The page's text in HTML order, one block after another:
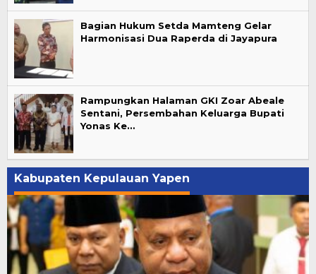
Bagian Hukum Setda Mamteng Gelar
Harmonisasi Dua Raperda di Jayapura
Rampungkan Halaman GKI Zoar Abeale
Sentani, Persembahan Keluarga Bupati
Yonas Ke…
Kabupaten Kepulauan Yapen